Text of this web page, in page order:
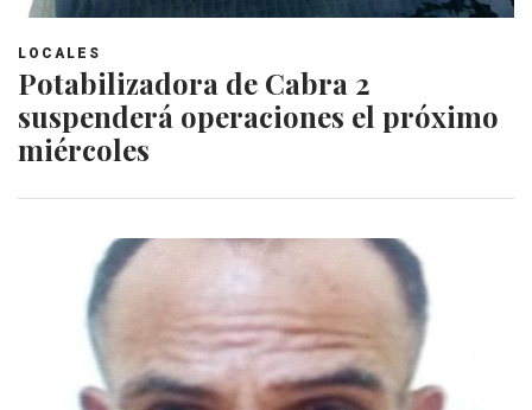
LOCALES
Potabilizadora de Cabra 2
suspenderá operaciones el próximo
miércoles